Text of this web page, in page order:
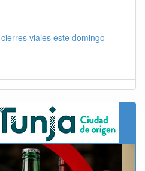
viales este domingo